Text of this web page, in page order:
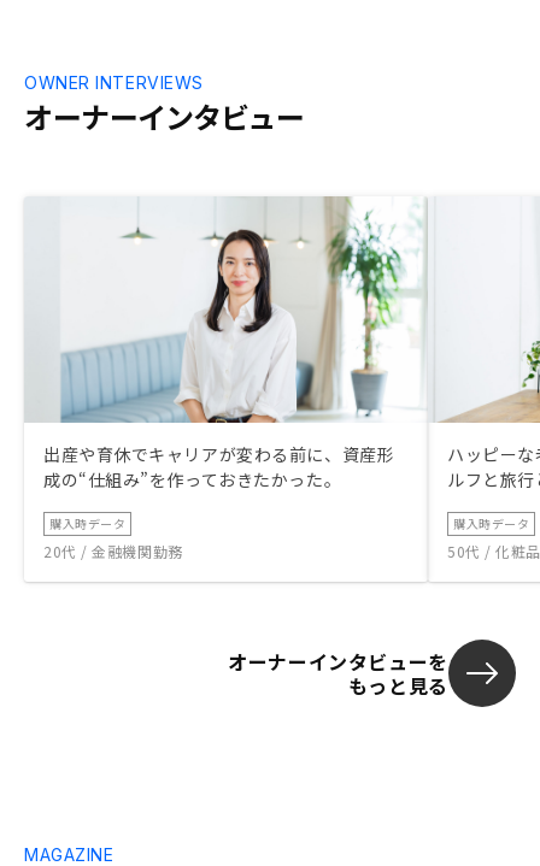
オーナーインタビュー
OWNER INTERVIEWS
出産や育休でキャリアが変わる前に、資産形
成の“仕組み”を作っておきたかった。
購入時データ
20代 / 金融機関勤務
ハッピー
ルフと旅
購入時データ
50代 / 化粧
オーナーインタビューを
もっと見る
MAGAZINE